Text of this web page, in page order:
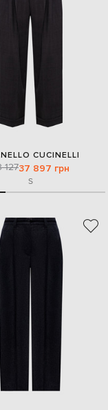
CUCINELLI
12737 897 грн
S